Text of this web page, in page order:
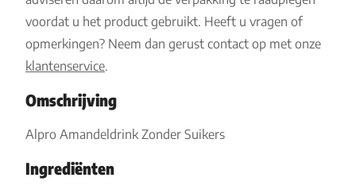
voordat u het product gebruikt. Heeft u vragen of
opmerkingen? Neem dan gerust contact op met onze
klantenservice.
Omschrijving
Alpro Amandeldrink Zonder Suikers
Ingrediënten